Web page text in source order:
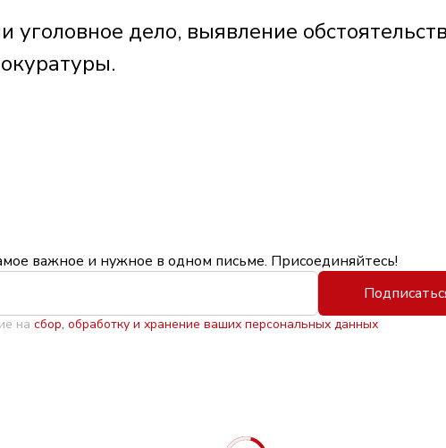
уголовное дело, выявление
важное и нужное в одном письме. Присоединяйтесь!
на сбор, обработку и хранение ваших персональных данных